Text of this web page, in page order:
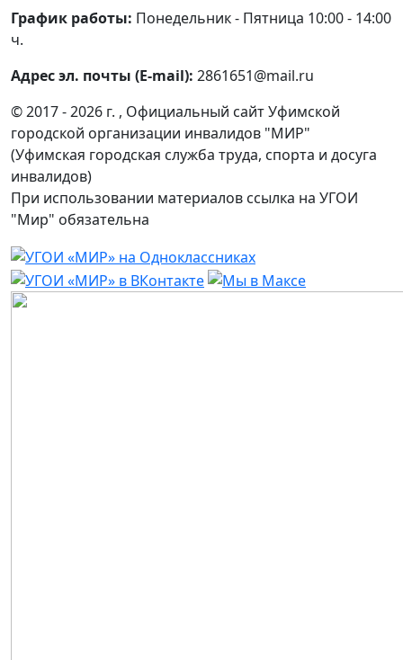
График работы: Понедельник - Пятница 10:00 - 14:00
ч.
Адрес эл. почты (E-mail): 2861651@mail.ru
© 2017 - 2026 г. , Официальный сайт Уфимской
городской организации инвалидов "МИР"
(Уфимская городская служба труда, спорта и досуга
инвалидов)
При использовании материалов ссылка на УГОИ
"Мир" обязательна